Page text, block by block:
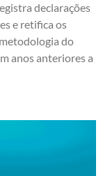
declarações
e retifica os
do
anos anteriores a